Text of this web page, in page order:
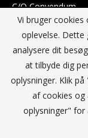
C/O Convendum
Kungsgatan 9
111 43 Stockholm,
E-mail:
TEAM
Ansvarlig
Vi bruger
oplevelse. Dette
analysere dit
at tilbyde dig
oplysninger. Klik
af cookies og
oplysninger" for